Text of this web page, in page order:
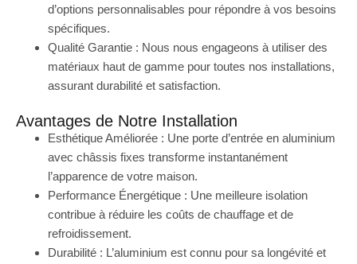
d’options personnalisables pour répondre à vos besoins
spécifiques.
Qualité Garantie : Nous nous engageons à utiliser des
matériaux haut de gamme pour toutes nos installations,
assurant durabilité et satisfaction.
Avantages de Notre Installation
Esthétique Améliorée : Une porte d’entrée en aluminium
avec châssis fixes transforme instantanément
l’apparence de votre maison.
Performance Énergétique : Une meilleure isolation
contribue à réduire les coûts de chauffage et de
refroidissement.
Durabilité : L’aluminium est connu pour sa longévité et